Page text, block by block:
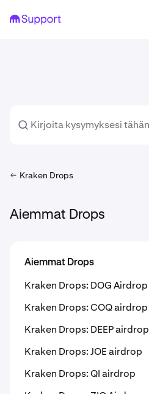
Kraken Drops
Aiemmat Drops
Aiemmat Drops
Kraken Drops: DOG Airdrop
Kraken Drops: COQ airdrop
Kraken Drops: DEEP airdrop
Kraken Drops: JOE airdrop
Kraken Drops: QI airdrop